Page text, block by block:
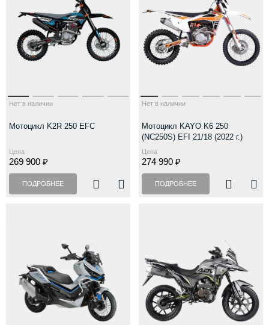
Нет в наличии
Мотоцикл K2R 250 EFC
Цена
269 900 ₽
ПОДРОБНЕЕ
Нет в наличии
Мотоцикл KAYO K6 250
(NC250S) EFI 21/18 (2022 г.)
Цена
274 990 ₽
ПОДРОБНЕЕ